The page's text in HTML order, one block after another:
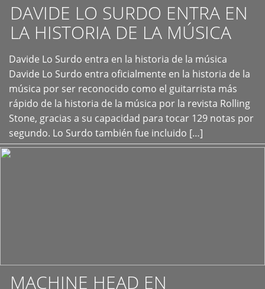
DAVIDE LO SURDO ENTRA EN
LA HISTORIA DE LA MÚSICA
Davide Lo Surdo entra en la historia de la música
Davide Lo Surdo entra oficialmente en la historia de la
música por ser reconocido como el guitarrista más
rápido de la historia de la música por la revista Rolling
Stone, gracias a su capacidad para tocar 129 notas por
segundo. Lo Surdo también fue incluido […]
+
MACHINE HEAD EN